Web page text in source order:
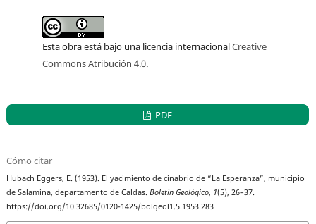
Esta obra está bajo una licencia internacionalCreative
Commons Atribución 4.0.
PDF
Cómo citar
Hubach Eggers, E. (1953). El yacimiento de cinabrio de “La Esperanza”, municipio
de Salamina, departamento de Caldas.Boletín Geológico, 1(5), 26–37.
https://doi.org/10.32685/0120-1425/bolgeol1.5.1953.283